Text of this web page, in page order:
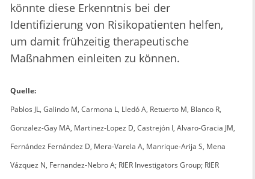
könnte diese Erkenntnis bei der
Identifizierung von Risikopatienten helfen,
um damit frühzeitig therapeutische
Maßnahmen einleiten zu können.
Quelle:
Pablos JL, Galindo M, Carmona L, Lledó A, Retuerto M, Blanco R,
Gonzalez-Gay MA, Martinez-Lopez D, Castrejón I, Alvaro-Gracia JM,
Fernández Fernández D, Mera-Varela A, Manrique-Arija S, Mena
Vázquez N, Fernandez-Nebro A; RIER Investigators Group; RIER